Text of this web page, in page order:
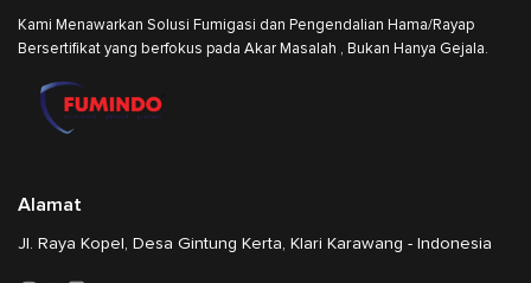
Kami Menawarkan Solusi Fumigasi dan Pengendalian Hama/Rayap
Bersertifikat yang berfokus pada Akar Masalah , Bukan Hanya Gejala.
Alamat
Jl. Raya Kopel, Desa Gintung Kerta, Klari Karawang - Indonesia